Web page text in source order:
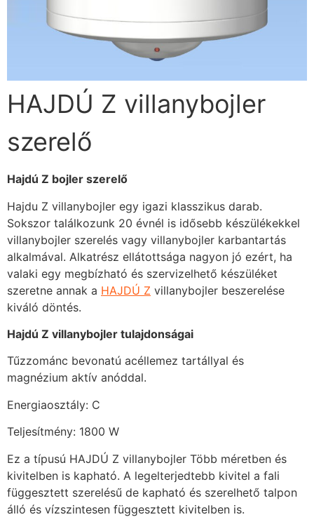
HAJDÚ Z villanybojler
szerelő
Hajdú Z bojler szerelő
Hajdu Z villanybojler egy igazi klasszikus darab.
Sokszor találkozunk 20 évnél is idősebb készülékekkel
villanybojler szerelés vagy villanybojler karbantartás
alkalmával. Alkatrész ellátottsága nagyon jó ezért, ha
valaki egy megbízható és szervizelhető készüléket
szeretne annak a HAJDÚ Z villanybojler beszerelése
kiváló döntés.
Hajdú Z villanybojler tulajdonságai
Tűzzománc bevonatú acéllemez tartállyal és
magnézium aktív anóddal.
Energiaosztály: C
Teljesítmény: 1800 W
Ez a típusú HAJDÚ Z villanybojler Több méretben és
kivitelben is kapható. A legelterjedtebb kivitel a fali
függesztett szerelésű de kapható és szerelhető talpon
álló és vízszintesen függesztett kivitelben is.